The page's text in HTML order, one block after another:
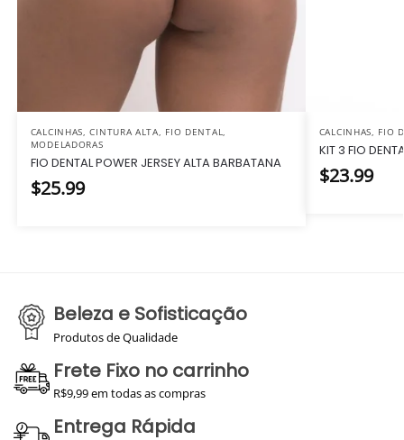
CALCINHAS,CINTURA ALTA, FIO DENTAL,
MODELADORAS
FIO DENTAL POWER JERSEY ALTA BARBATANA
$25.99
CALCINHAS, FIO
KIT 3 FIO
$23.99
Beleza e Sofisticação
Produtos de Qualidade
Frete Fixo no carrinho
R$9,99 em todas as compras
Entrega Rápida